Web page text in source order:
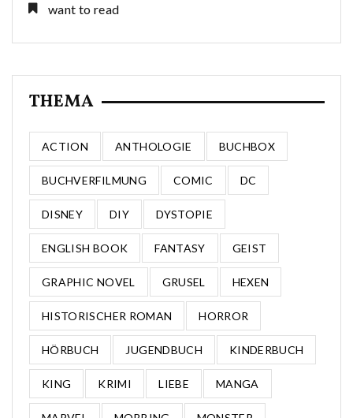
want to read
THEMA
ACTION ANTHOLOGIE BUCHBOX
BUCHVERFILMUNG COMIC DC
DISNEY DIY DYSTOPIE
ENGLISH BOOK FANTASY GEIST
GRAPHIC NOVEL GRUSEL HEXEN
HISTORISCHER ROMAN HORROR
HÖRBUCH JUGENDBUCH KINDERBUCH
KING KRIMI LIEBE MANGA